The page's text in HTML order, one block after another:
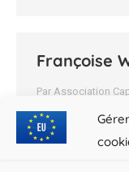
Françoise
Par Association
Celles sur